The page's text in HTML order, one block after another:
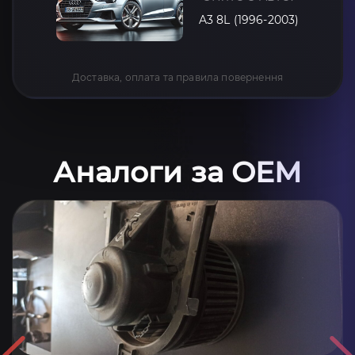
A3 8L (1996-2003)
Доставка, оплата та правила повернення
Аналоги за OEM